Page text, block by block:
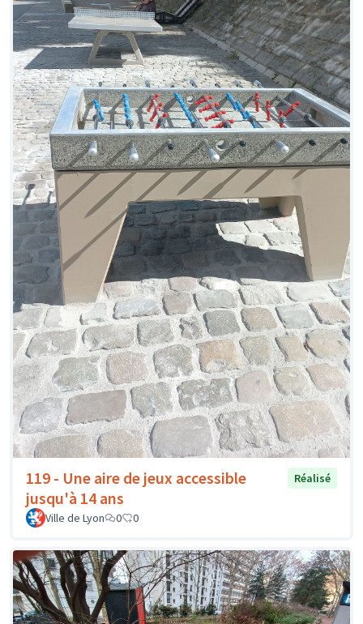
119 - Une aire de jeux accessible
jusqu'à 14 ans
Réalisé
Ville de Lyon 0 0